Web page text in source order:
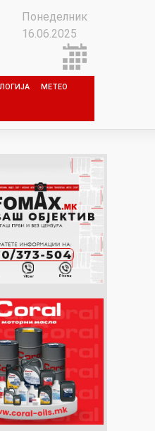
Понеделник
16.06.2025
МЕТЕО